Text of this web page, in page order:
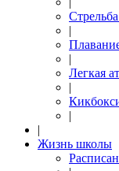
|
|
Легкая
|
|
|
Жизнь школы